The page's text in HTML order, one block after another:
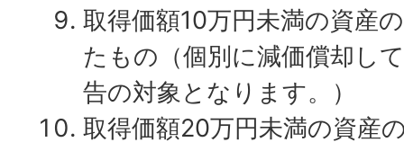
取得価額10万円未満の資産
たもの（個別に減価償却し
告の対象となります。）
取得価額20万円未満の資産